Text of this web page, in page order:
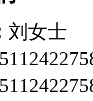
刘女士